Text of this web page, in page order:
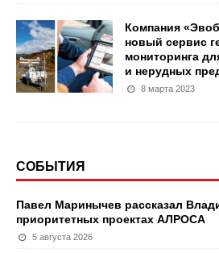
Компания
новый сервис
мониторинга
и нерудных
8 марта 2023
СОБЫТИЯ
Павел Маринычев рассказал
приоритетных проектах АЛРОСА
5 августа 2026